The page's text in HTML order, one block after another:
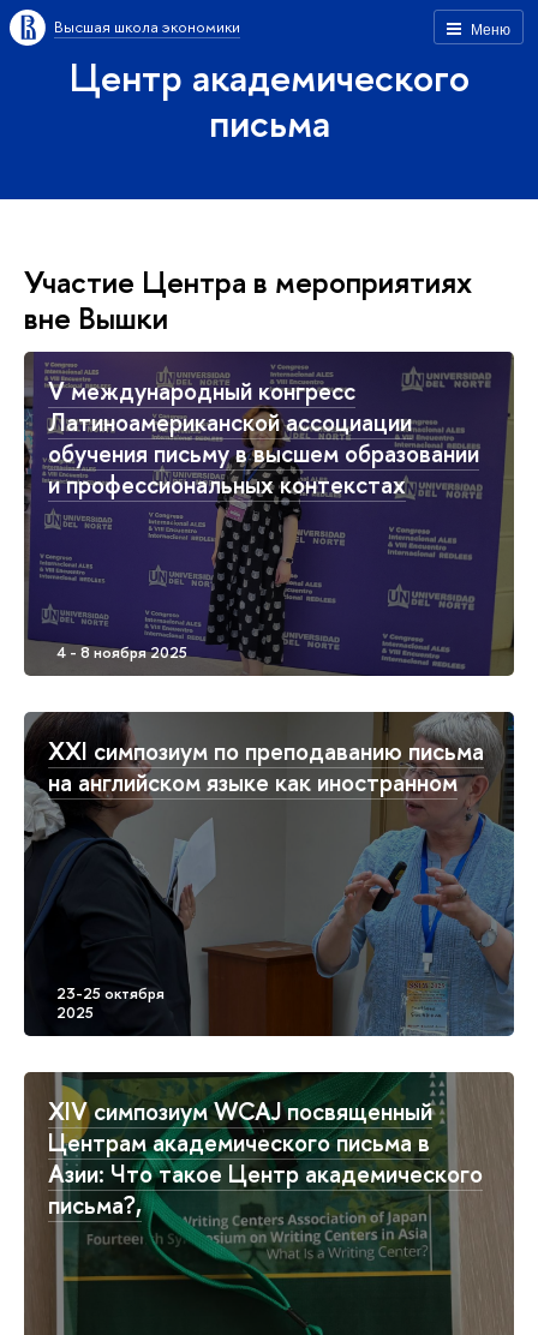
Меню
Высшая школа экономики
Центр академического
письма
Участие Центра в мероприятиях
вне Вышки
V международный конгресс
Латиноамериканской ассоциации
обучения письму в высшем образовании
и профессиональных контекстах
ХХI симпозиум по преподаванию письма
на английском языке как иностранном
XIV симпозиум WCAJ посвященный
Центрам академического письма в
Азии: Что такое Центр академического
письма?,